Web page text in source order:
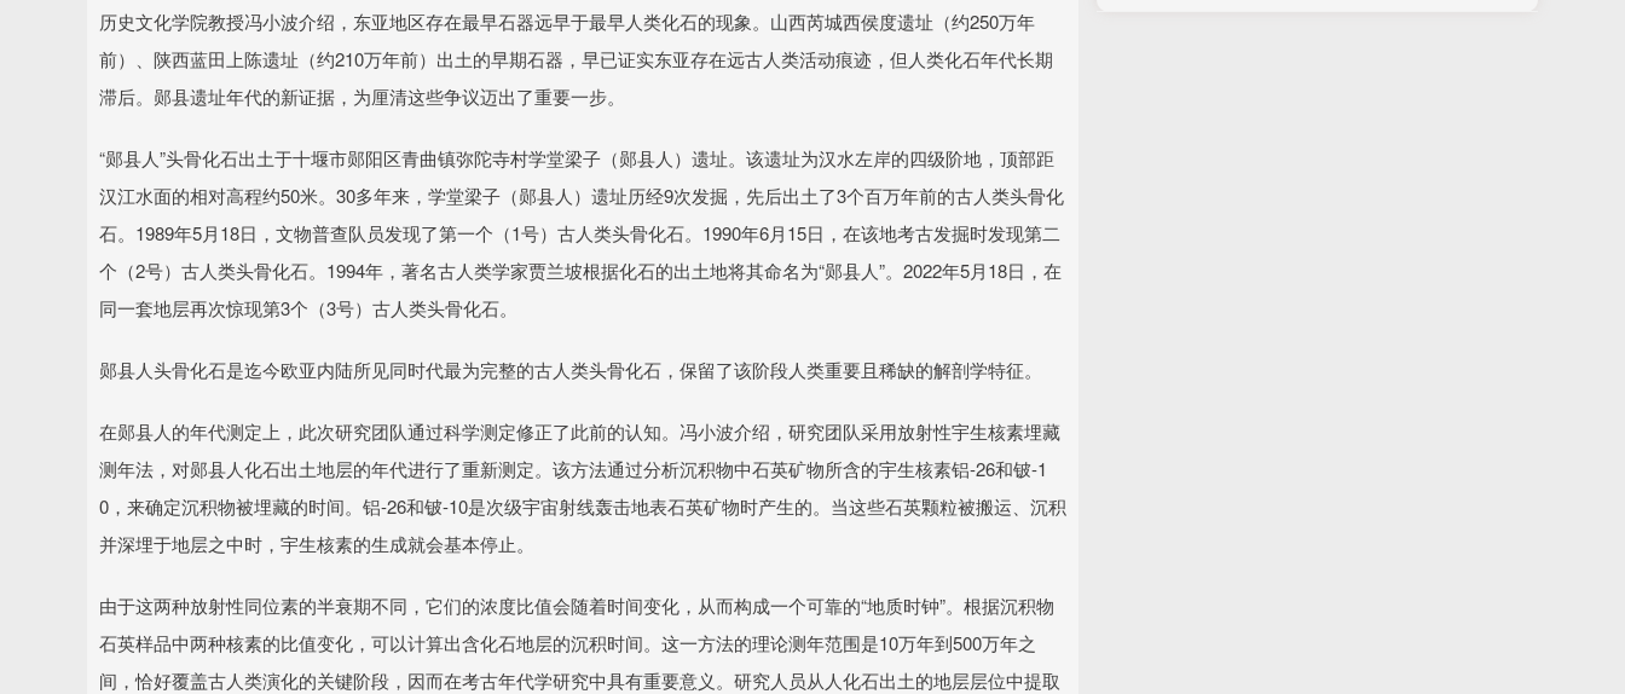
历史文化学院教授冯小波介绍，东亚地区存在最早石器远早于最早人类化石的现象。山西芮城西侯度遗址（约250万年
前）、陕西蓝田上陈遗址（约210万年前）出土的早期石器，早已证实东亚存在远古人类活动痕迹，但人类化石年代长期
滞后。郧县遗址年代的新证据，为厘清这些争议迈出了重要一步。
“郧县人”头骨化石出土于十堰市郧阳区青曲镇弥陀寺村学堂梁子（郧县人）遗址。该遗址为汉水左岸的四级阶地，顶部距
汉江水面的相对高程约50米。30多年来，学堂梁子（郧县人）遗址历经9次发掘，先后出土了3个百万年前的古人类头骨化
石。1989年5月18日，文物普查队员发现了第一个（1号）古人类头骨化石。1990年6月15日，在该地考古发掘时发现第二
个（2号）古人类头骨化石。1994年，著名古人类学家贾兰坡根据化石的出土地将其命名为“郧县人”。2022年5月18日，在
同一套地层再次惊现第3个（3号）古人类头骨化石。
郧县人头骨化石是迄今欧亚内陆所见同时代最为完整的古人类头骨化石，保留了该阶段人类重要且稀缺的解剖学特征。
在郧县人的年代测定上，此次研究团队通过科学测定修正了此前的认知。冯小波介绍，研究团队采用放射性宇生核素埋藏
测年法，对郧县人化石出土地层的年代进行了重新测定。该方法通过分析沉积物中石英矿物所含的宇生核素铝-26和铍-1
0，来确定沉积物被埋藏的时间。铝-26和铍-10是次级宇宙射线轰击地表石英矿物时产生的。当这些石英颗粒被搬运、沉积
并深埋于地层之中时，宇生核素的生成就会基本停止。
由于这两种放射性同位素的半衰期不同，它们的浓度比值会随着时间变化，从而构成一个可靠的“地质时钟”。根据沉积物
石英样品中两种核素的比值变化，可以计算出含化石地层的沉积时间。这一方法的理论测年范围是10万年到500万年之
间，恰好覆盖古人类演化的关键阶段，因而在考古年代学研究中具有重要意义。研究人员从人化石出土的地层层位中提取